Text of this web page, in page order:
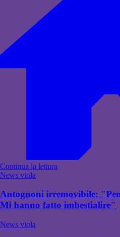
Continua la lettura
News viola
Antognoni irremovibile:
Mi hanno fatto imbestialire"
News viola